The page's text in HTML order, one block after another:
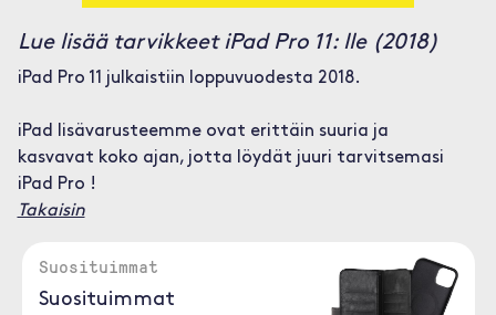
Lue lisää tarvikkeet iPad Pro 11: lle (2018)
iPad Pro 11 julkaistiin loppuvuodesta 2018.
iPad lisävarusteemme ovat erittäin suuria ja
kasvavat koko ajan, jotta löydät juuri tarvitsemasi
iPad Pro !
Takaisin
Suosituimmat
Suosituimmat